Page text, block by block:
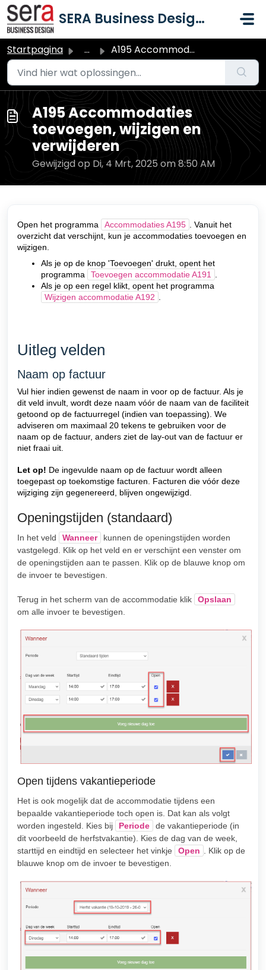
Doorgaan naar hoofdinhoud
SERA Business Design B.V.
Startpagina ... A195 Accommodaties toevoegen, wijzigen en verwijderen
A195 Accommodaties
toevoegen, wijzigen en
verwijderen
Gewijzigd op Di, 4 Mrt, 2025 om 8:50 AM
Open het programma Accommodaties A195
. Vanuit het
overzicht dat verschijnt, kun je accommodaties toevoegen en
wijzigen.
Als je op de knop 'Toevoegen' drukt, opent het
programma
Toevoegen accommodatie A191
Als je op een regel klikt, opent het programma
Wijzigen accommodatie A192
Uitleg velden
Naam op factuur
Vul hier indien gewenst de naam in voor op de factuur. Als je
dit veld invult, wordt deze naam vóór de naam van de faciliteit
getoond op de factuurregel (indien van toepassing). We
adviseren om maximaal 20 tekens te gebruiken voor de
naam op de factuur, anders ziet de lay-out van de factuur er
niet fraai uit.
Let op! De ingevulde naam op de factuur wordt alleen
toegepast op toekomstige facturen. Facturen die vóór deze
wijziging zijn gegenereerd, blijven ongewijzigd.
Openingstijden (standaard)
In het veld Wanneer
kunnen de openingstijden worden
vastgelegd. Klik op het veld en er verschijnt een venster om
de openingstijden aan te passen. Klik op de blauwe knop om
de invoer te bevestigen.
Terug in het scherm van de accommodatie klik
Opslaan
om alle invoer te bevestigen.
Open tijdens vakantieperiode
Het is ook mogelijk dat de accommodatie tijdens een
bepaalde vakantieperiode toch open is. Dat kan als volgt
worden ingesteld. Kies bij
Periode
de vakantieperiode (in
dit voorbeeld de herfstvakantie). Kies de dag van de week,
starttijd en eindtijd en selecteer het vinkje
Open . Klik op de
blauwe knop om de invoer te bevestigen.